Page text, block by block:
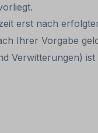
erst nach
Ihrer Vorgabe
Verwitterungen)